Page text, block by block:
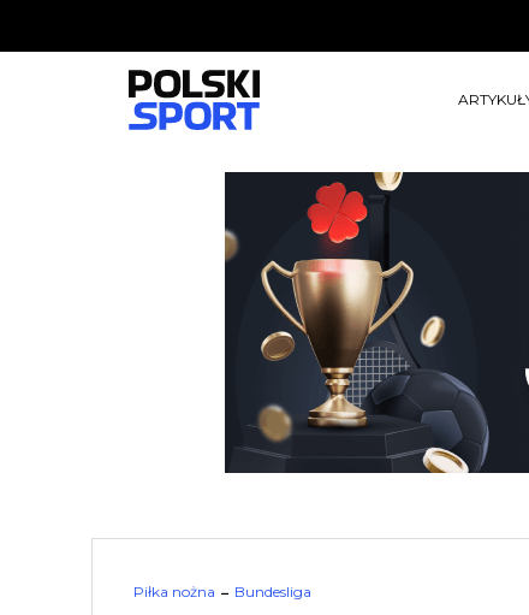
Piłka nożna Bundesliga